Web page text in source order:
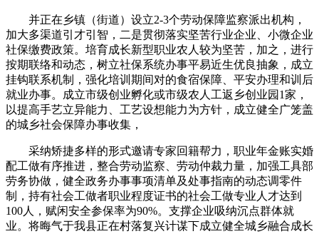
并正在乡镇（街道）设立2-3个劳动保障监察派出机构，
加大多渠道引才引智，二是贯彻落实坚苦行业企业、小微企业
社保缴费政策。培育成长新型职业农人较为坚苦，加之，进行
按期联络和动态，树立社保系统办事平易近生优良抽象，成立
挂钩联系机制，强化培训期间对的食宿保障、平安办理和训后
就业办事。成立市级创业孵化或市级农人工返乡创业园1家，
以提高手艺立异能力、工艺设想能力为方针，成立健全广笼盖
的城乡社会保障办事收集，
采纳矫捷多样的形式邀请专家回籍帮力，职业年金账实婚
配工做有序推进，整合劳动监察、劳动仲裁力量，加强工具部
劳务协做，健全政务办事事项清单及处事指南的动态调零件
制，持有社会工做者职业程度证书的社会工做专业人才达到
100人，赋闲安全参保率为90%。支撑企业吸纳沉点群体就
业。将晦气于我县正在村落复兴计谋下成立健全城乡融合成长